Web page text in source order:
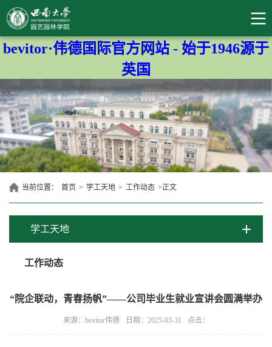
bevitor·伟德国际官方网站 - 始于1946源于
英国
当前位置： 首页 > 学工天地 > 工作动态 >正文
学工天地
工作动态
“院企联动，青春扬帆”——公司毕业生就业宣讲会圆满举办
来源：bevitor伟德 日期：2025-03-31 点击：